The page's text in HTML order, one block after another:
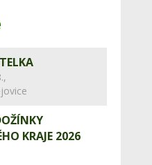
KRAJE 2026